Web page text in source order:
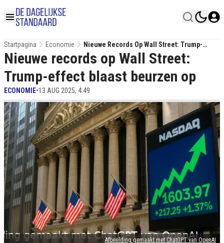
Startpagina Economie
Nieuwe Records Op Wall Street: Trump-
Effect Blaast Beurzen Op
Afbeelding gemaakt met ChatGPT van OpenAI
Nieuwe records op Wall Street:
Trump-effect blaast beurzen op
ECONOMIE•13 AUG 2025, 4:49